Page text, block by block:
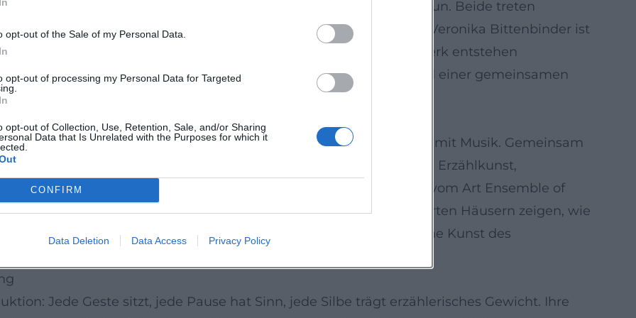
opt-out of the Sale of my Personal Data.
opt-out of processing my Personal Data for Targeted
opt-out of Collection, Use, Retention, Sale, and/or Sharing
Data that Is Unrelated with the Purposes for which it
CONFIRM
Data Deletion Data Access Privacy Policy
mit dem Schauspieler, Musiker und Autor Heinz-Josef Braun. Beide treten
Bühne und in literarisch-musikalischen Formaten. Ihre Tochter Veronika Bittenbinder ist
generationenübergreifende kreative Achse. In diesem Netzwerk entstehen
Kunst verbinden, getragen von gegenseitigem Vertrauen und einer gemeinsamen
und „Tannöd“
eine zweite, unverwechselbare Säule: Live-Hörspiele mit Musik. Gemeinsam
sie „Tannöd“ und „Jennerwein“ – Bühnenabende, in denen Erzählkunst,
einem immersiven Erlebnis verschmelzen. Musikalisch begleitet vom Art Ensemble of
Theater, Hörspiel und Konzert auf. Aufführungen in renommierten Häusern zeigen, wie
präziser Artikulation ganze Welten entstehen lässt – eine hohe Kunst des
Jede Geste sitzt, jede Pause hat Sinn, jede Silbe trägt erzählerisches Gewicht. Ihre